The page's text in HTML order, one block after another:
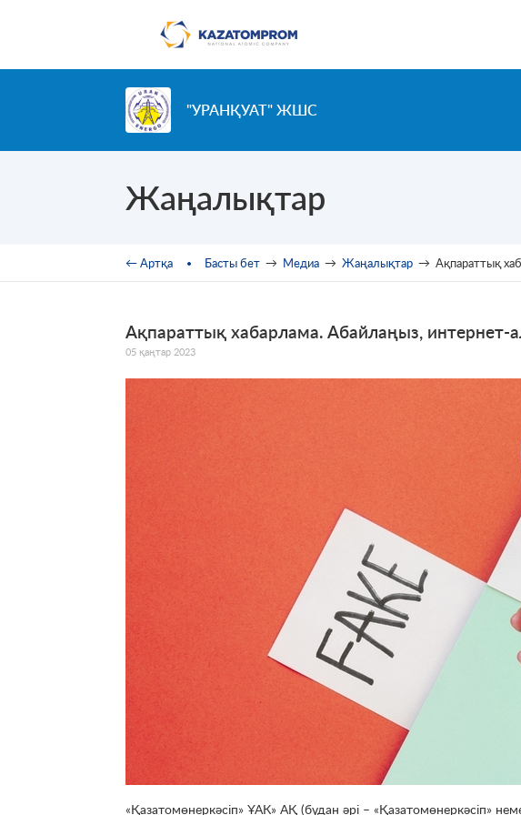
"УРАНҚУАТ" ЖШС
Жаңалықтар
You are here
← Артқа Басты бет → Медиа → Жаңалықтар → Ақпараттық
Ақпараттық хабарлама. Абайлаңыз, интернет-
05 қаңтар 2023
«Қазатомөнеркәсіп» ҰАК» АҚ (бұдан әрі – «Қазатомөнеркәсіп»